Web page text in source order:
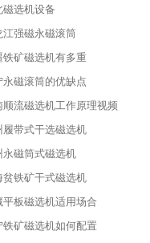
磁选机设备
江强磁永磁滚筒
铁矿磁选机有多重
永磁滚筒的优缺点
顺流磁选机工作原理视频
履带式干选磁选机
永磁筒式磁选机
贫铁矿干式磁选机
平板磁选机适用场合
铁矿磁选机如何配置